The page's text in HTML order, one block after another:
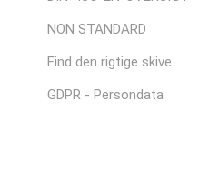
NON STANDARD
Find den rigtige skive
GDPR - Persondata